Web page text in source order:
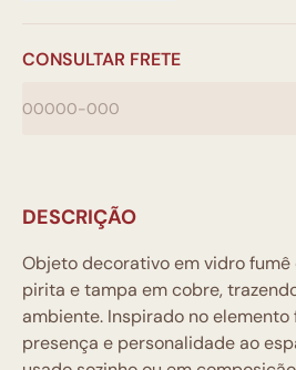
CONSULTAR FRETE
DESCRIÇÃO
Objeto decorativo em vidro
pirita e tampa em cobre,
ambiente. Inspirado no elemento
presença e personalidade ao